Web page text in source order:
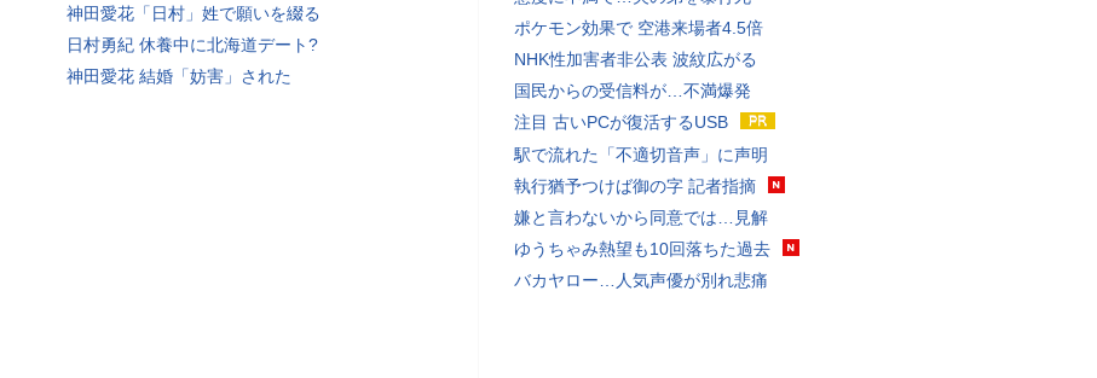
神田愛花「日村」姓で願いを綴る
日村勇紀 休養中に北海道デート?
神田愛花 結婚「妨害」された
ポケモン効果で 空港来場者4.5倍
NHK性加害者非公表 波紋広がる
国民からの受信料が…不満爆発
注目 古いPCが復活するUSB
駅で流れた「不適切音声」に声明
執行猶予つけば御の字 記者指摘
嫌と言わないから同意では…見解
ゆうちゃみ熱望も10回落ちた過去
バカヤロー…人気声優が別れ悲痛